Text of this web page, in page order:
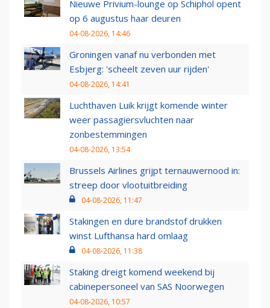
Nieuwe Privium-lounge op Schiphol opent
op 6 augustus haar deuren
04-08-2026, 14:46
Groningen vanaf nu verbonden met
Esbjerg: 'scheelt zeven uur rijden'
04-08-2026, 14:41
Luchthaven Luik krijgt komende winter
weer passagiersvluchten naar
zonbestemmingen
04-08-2026, 13:54
Brussels Airlines grijpt ternauwernood in:
streep door vlootuitbreiding
04-08-2026, 11:47
Stakingen en dure brandstof drukken
winst Lufthansa hard omlaag
04-08-2026, 11:38
Staking dreigt komend weekend bij
cabinepersoneel van SAS Noorwegen
04-08-2026, 10:57